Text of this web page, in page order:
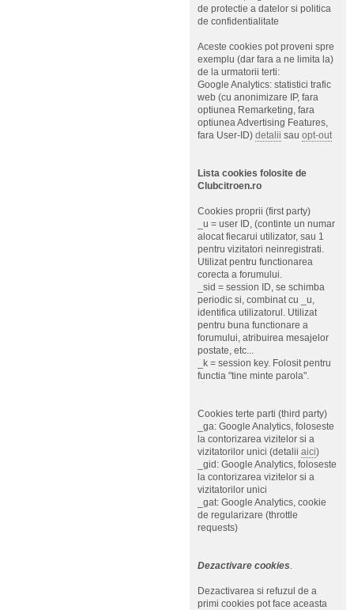
de protectie a datelor si politica
de confidentialitate
Aceste cookies pot proveni spre
exemplu (dar fara a ne limita la)
de la urmatorii terti:
Google Analytics: statistici trafic
web (cu anonimizare IP, fara
optiunea Remarketing, fara
optiunea Advertising Features,
fara User-ID) detalii sau opt-out
Lista cookies folosite de
Clubcitroen.ro
Cookies proprii (first party)
_u = user ID, (continte un numar
alocat fiecarui utilizator, sau 1
pentru vizitatori neinregistrati.
Utilizat pentru functionarea
corecta a forumului.
_sid = session ID, se schimba
periodic si, combinat cu _u,
identifica utilizatorul. Utilizat
pentru buna functionare a
forumului, atribuirea mesajelor
postate, etc...
_k = session key. Folosit pentru
functia "tine minte parola".
Cookies terte parti (third party)
_ga: Google Analytics, foloseste
la contorizarea vizitelor si a
vizitatorilor unici (detalii aici)
_gid: Google Analytics, foloseste
la contorizarea vizitelor si a
vizitatorilor unici
_gat: Google Analytics, cookie
de regularizare (throttle
requests)
Dezactivare cookies.
Dezactivarea si refuzul de a
primi cookies pot face aceasta